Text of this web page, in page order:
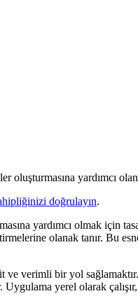
oluşturmasına yardımcı
doğrulayın.
yardımcı olmak için
olanak tanır. Bu
verimli bir yol
Uygulama yerel olarak